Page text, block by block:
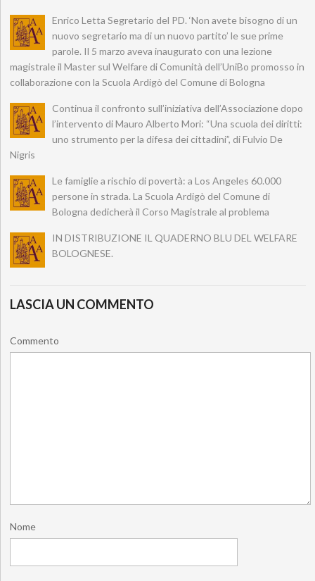
Enrico Letta Segretario del PD. ‘Non avete bisogno di un
nuovo segretario ma di un nuovo partito’ le sue prime
parole. Il 5 marzo aveva inaugurato con una lezione
magistrale il Master sul Welfare di Comunità dell’UniBo promosso in
collaborazione con la Scuola Ardigò del Comune di Bologna
Continua il confronto sull’iniziativa dell’Associazione dopo
l’intervento di Mauro Alberto Mori: “Una scuola dei diritti:
uno strumento per la difesa dei cittadini”, di Fulvio De
Nigris
Le famiglie a rischio di povertà: a Los Angeles 60.000
persone in strada. La Scuola Ardigò del Comune di
Bologna dedicherà il Corso Magistrale al problema
IN DISTRIBUZIONE IL QUADERNO BLU DEL WELFARE
BOLOGNESE.
LASCIA UN COMMENTO
Commento
Nome